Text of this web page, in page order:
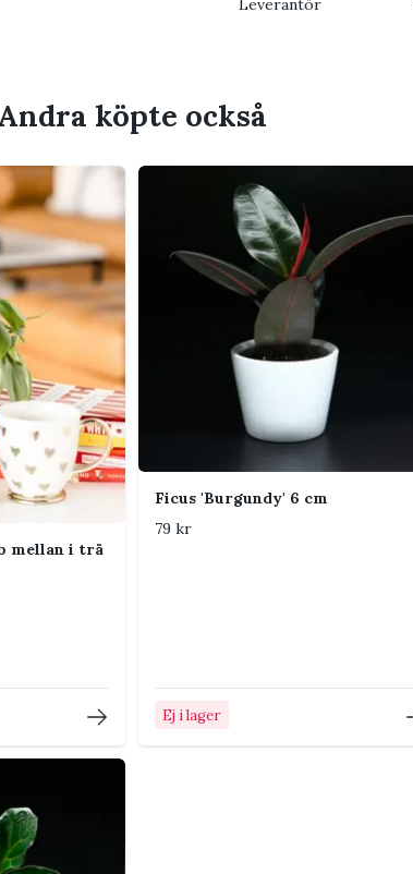
Kontakta
köpte också
mellan i trä
Ficus 'Burgundy' 6 cm
79 kr
Ej i lager